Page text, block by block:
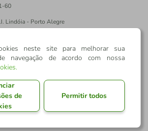
60
Lindóia - Porto Alegre
neste site para melhorar sua
navegação de acordo com nossa
.
de
Permitir todos